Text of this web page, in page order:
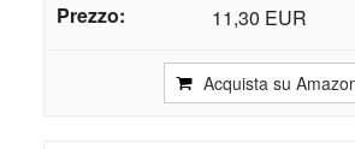
11,30 EUR
Acquista su